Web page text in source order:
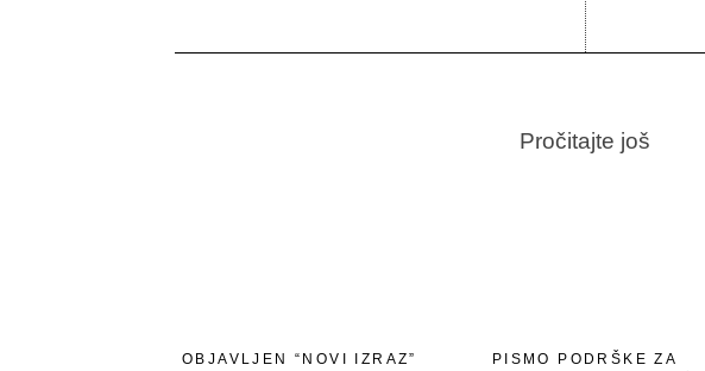
Pročitajte još
OBJAVLJEN “NOVI IZRAZ”
PISMO PODRŠKE ZA